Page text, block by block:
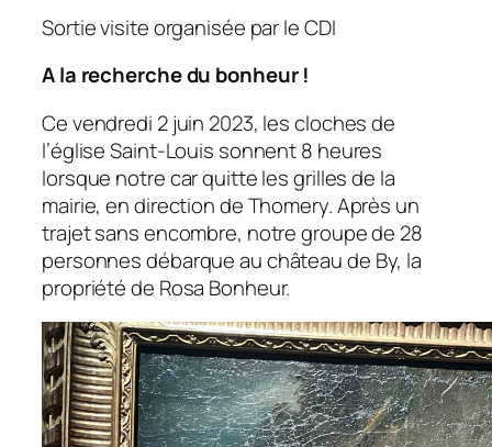
Sortie visite organisée par le CDI
A la recherche du bonheur !
Ce vendredi 2 juin 2023, les cloches de
l’église Saint-Louis sonnent 8 heures
lorsque notre car quitte les grilles de la
mairie, en direction de Thomery. Après un
trajet sans encombre, notre groupe de 28
personnes débarque au château de By, la
propriété de Rosa Bonheur.